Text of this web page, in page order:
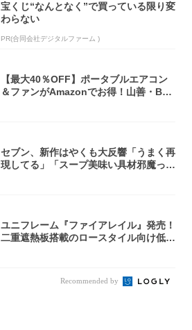
宝くじ“なんとなく”で買っている限り変
わらない
PR(合同会社デジタルファーム )
【最大40％OFF】ポータブルエアコン
＆ファンがAmazonでお得！山善・Bo
セブン、新作はやくも大反響「うまく再
現してる」「スープ美味い具材邪魔って
ユニフレーム『ファイアレイル』発売！
二重遮熱板搭載のロースタイル向け低型
Recommended by